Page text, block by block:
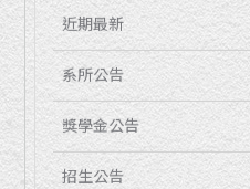
近期最新
系所公告
獎學金公告
招生公告